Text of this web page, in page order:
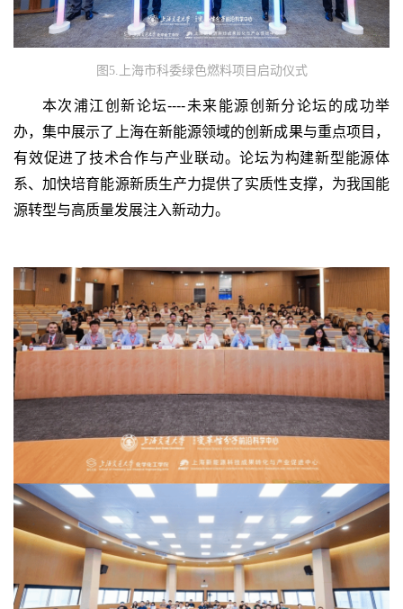
图5.上海市科委绿色燃料项目启动仪式
本次浦江创新论坛----未来能源创新分论坛的成功举
办，集中展示了上海在新能源领域的创新成果与重点项目，
有效促进了技术合作与产业联动。论坛为构建新型能源体
系、加快培育能源新质生产力提供了实质性支撑，为我国能
源转型与高质量发展注入新动力。